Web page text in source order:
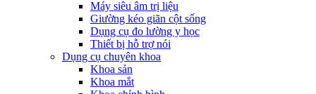
Máy siêu âm trị liệu
Giường kéo giãn cột sống
Dụng cụ đo lường y học
Thiết bị hỗ trợ nói
Dụng cụ chuyên khoa
Khoa sản
Khoa mắt